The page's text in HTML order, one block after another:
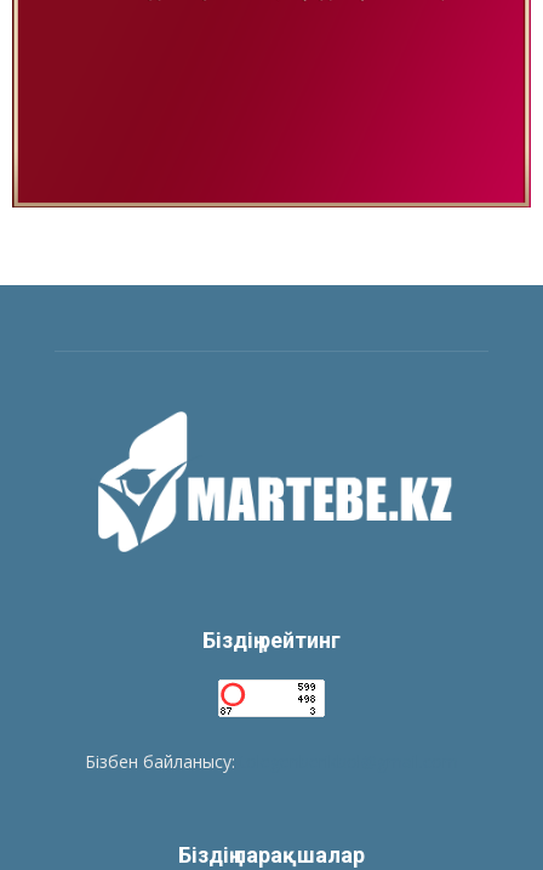
Біздің рейтинг
Бізбен байланысу:
Біздің парақшалар